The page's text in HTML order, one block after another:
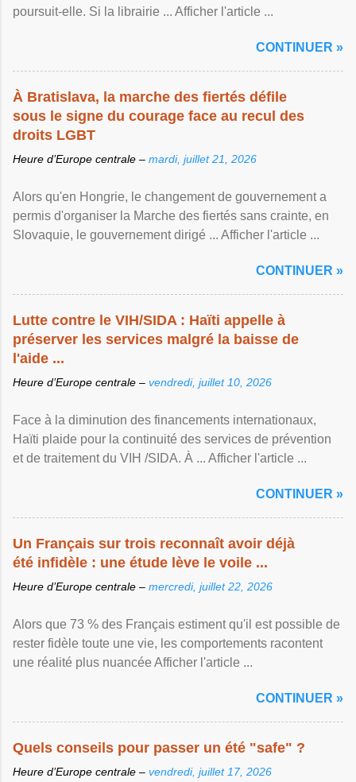
poursuit-elle. Si la librairie ... Afficher l'article ...
CONTINUER »
À Bratislava, la marche des fiertés défile
sous le signe du courage face au recul des
droits LGBT
Heure d’Europe centrale – mardi, juillet 21, 2026
Alors qu'en Hongrie, le changement de gouvernement a
permis d'organiser la Marche des fiertés sans crainte, en
Slovaquie, le gouvernement dirigé ... Afficher l'article ...
CONTINUER »
Lutte contre le VIH/SIDA : Haïti appelle à
préserver les services malgré la baisse de
l'aide ...
Heure d’Europe centrale – vendredi, juillet 10, 2026
Face à la diminution des financements internationaux,
Haïti plaide pour la continuité des services de prévention
et de traitement du VIH /SIDA. À ... Afficher l'article ...
CONTINUER »
Un Français sur trois reconnaît avoir déjà
été infidèle : une étude lève le voile ...
Heure d’Europe centrale – mercredi, juillet 22, 2026
Alors que 73 % des Français estiment qu'il est possible de
rester fidèle toute une vie, les comportements racontent
une réalité plus nuancée Afficher l'article ...
CONTINUER »
Quels conseils pour passer un été "safe" ?
Heure d’Europe centrale – vendredi, juillet 17, 2026